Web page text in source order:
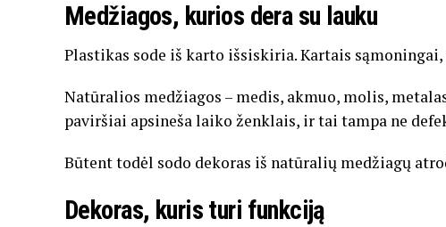
Medžiagos, kurios dera su lauku
Plastikas sode iš karto išsiskiria. Kartais sąmoningai,
Natūralios medžiagos – medis, akmuo, molis,
paviršiai apsineša laiko ženklais, ir tai tampa ne
Būtent todėl sodo dekoras iš natūralių medžiagų
Dekoras, kuris turi funkciją